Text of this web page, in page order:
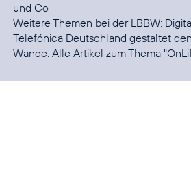
und Co
Weitere Themen bei der LBBW:
Telefónica Deutschland gestaltet
Wande: Alle Artikel zum Thema "